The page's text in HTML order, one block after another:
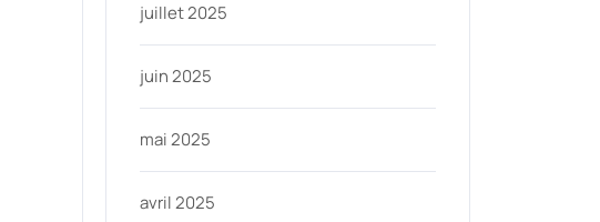
juillet 2025
juin 2025
mai 2025
avril 2025